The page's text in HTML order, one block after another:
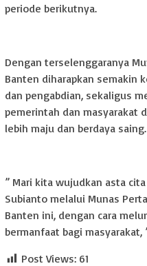
periode berikutnya.
‎Dengan terselenggaranya
Banten diharapkan semakin
dan pengabdian, sekaligus
pemerintah dan masyarakat
lebih maju dan berdaya saing.
‎” Mari kita wujudkan asta
Subianto melalui Munas
Banten ini, dengan cara
bermanfaat bagi masyarakat,
Post Views: 61